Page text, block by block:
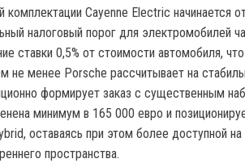
комплектации Cayenne Electric начинается
налоговый порог для электромобилей
ставки 0,5% от стоимости автомобиля,
не менее Porsche рассчитывает на
формирует заказ с существенным
минимум в 165 000 евро и
оставаясь при этом более доступной
пространства.